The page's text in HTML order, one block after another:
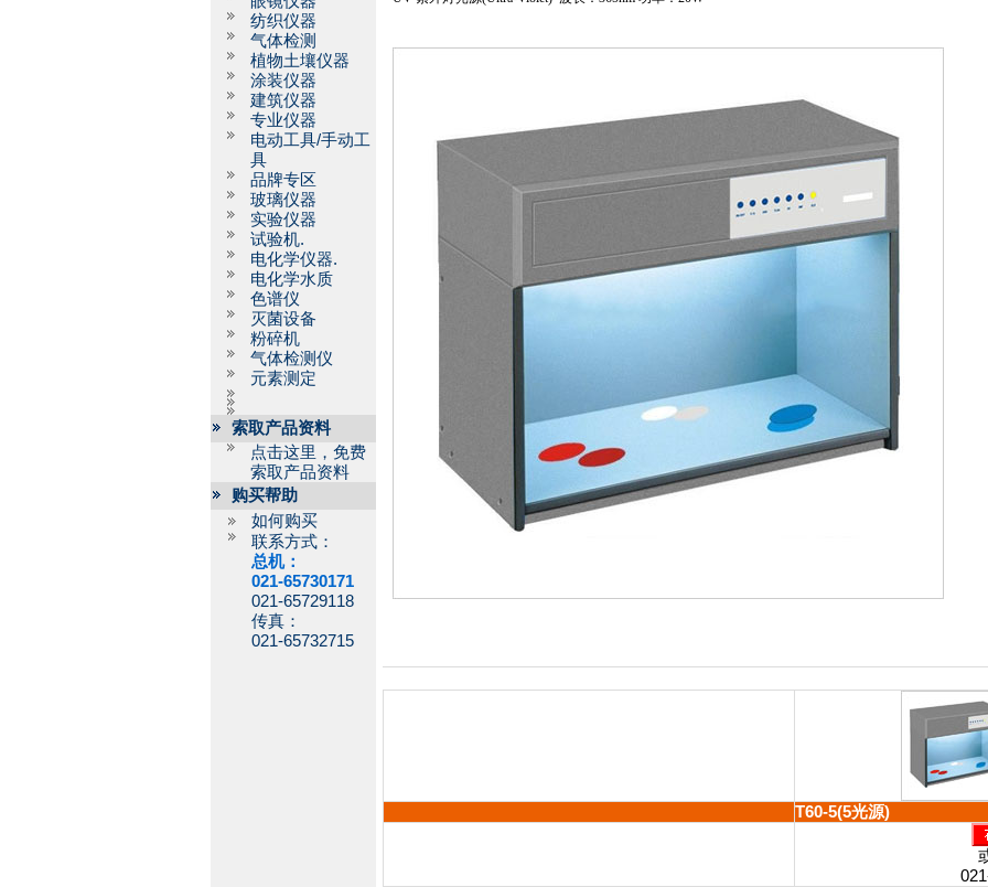
纺织仪器
气体检测
植物土壤仪器
涂装仪器
建筑仪器
专业仪器
电动工具/手动工
具
品牌专区
玻璃仪器
实验仪器
试验机.
电化学仪器.
电化学水质
色谱仪
灭菌设备
粉碎机
气体检测仪
元素测定
索取产品资料
点击这里，免费
索取产品资料
购买帮助
如何购买
联系方式：
总机：
021-65730171
021-65729118
传真：
021-65732715
T60-5(5光源)